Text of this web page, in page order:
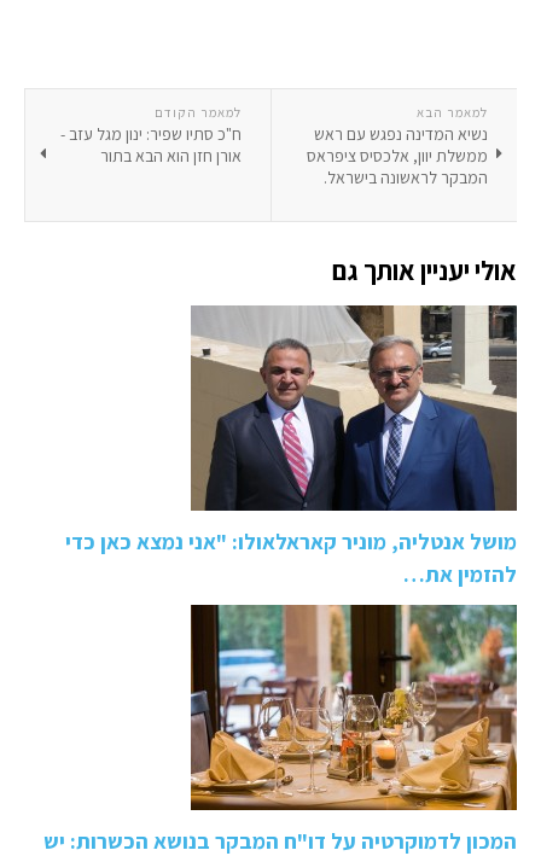
למאמר הקודם
ח"כ סתיו שפיר: ינון מגל עזב -
אורן חזן הוא הבא בתור
למאמר הבא
נשיא המדינה נפגש עם ראש
ממשלת יוון, אלכסיס ציפראס
המבקר לראשונה בישראל.
אולי יעניין אותך גם
מושל אנטליה, מוניר קאראלאולו: "אני נמצא כאן כדי
להזמין את…
המכון לדמוקרטיה על דו"ח המבקר בנושא הכשרות: יש